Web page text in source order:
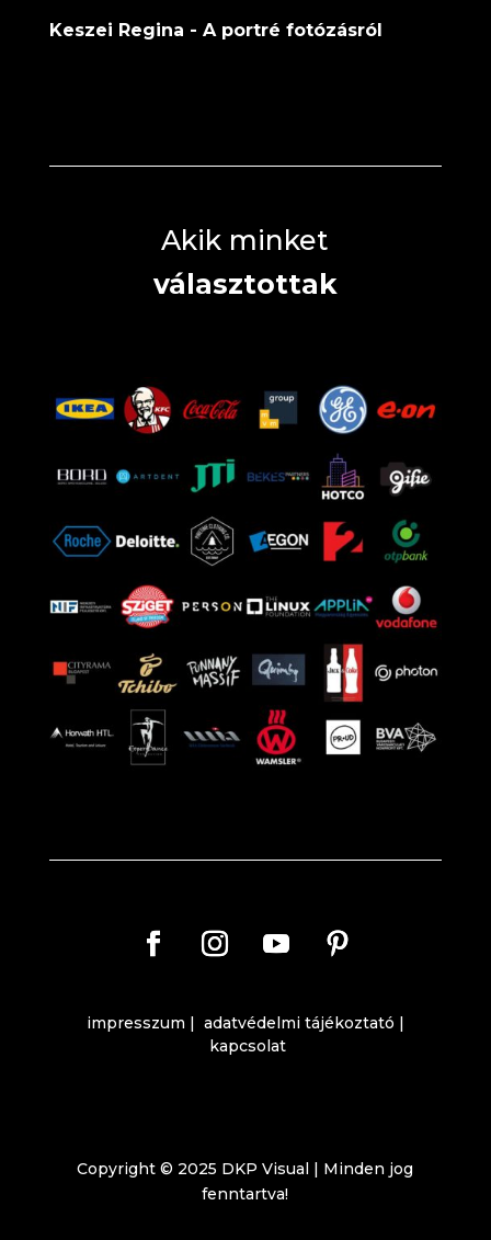
Keszei Regina - A portré fotózásról
Akik minket
választottak
impresszum | adatvédelmi tájékoztató |
kapcsolat
Copyright © 2025 DKP Visual | Minden jog
fenntartva!